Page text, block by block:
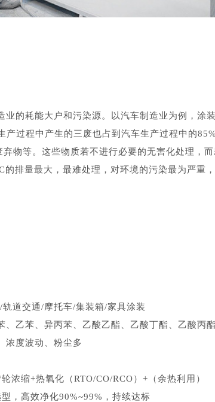
业的耗能大户和污染源。以汽车制造业为例，涂
产过程中产生的三废也占到汽车生产过程中的
物等。这些物质若不进行必要的无害化处理，
排量最大，最难处理，对环境的污染最为严重
道交通/摩托车/集装箱/家具涂装
、乙苯、异丙苯、乙酸乙酯、乙酸丁酯、乙酸丙
浓度波动、粉尘多
浓缩+热氧化（RTO/CO/RCO）+（余热利用）
，高效净化90%~99%，持续达标